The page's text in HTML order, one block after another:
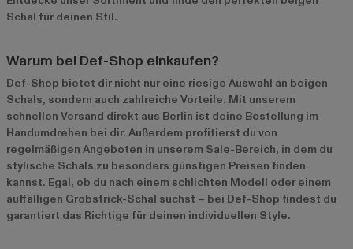
Schal für deinen Stil.
Warum bei Def-Shop einkaufen?
Def-Shop bietet dir nicht nur eine riesige Auswahl an beigen
Schals, sondern auch zahlreiche Vorteile. Mit unserem
schnellen Versand direkt aus Berlin ist deine Bestellung im
Handumdrehen bei dir. Außerdem profitierst du von
regelmäßigen Angeboten in unserem Sale-Bereich, in dem du
stylische Schals zu besonders günstigen Preisen finden
kannst. Egal, ob du nach einem schlichten Modell oder einem
auffälligen Grobstrick-Schal suchst – bei Def-Shop findest du
garantiert das Richtige für deinen individuellen Style.